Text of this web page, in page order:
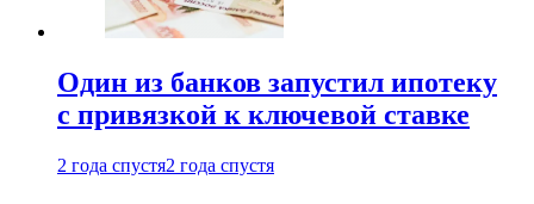
Один из банков запустил ипотеку
с привязкой к ключевой ставке
2 года спустя2 года спустя